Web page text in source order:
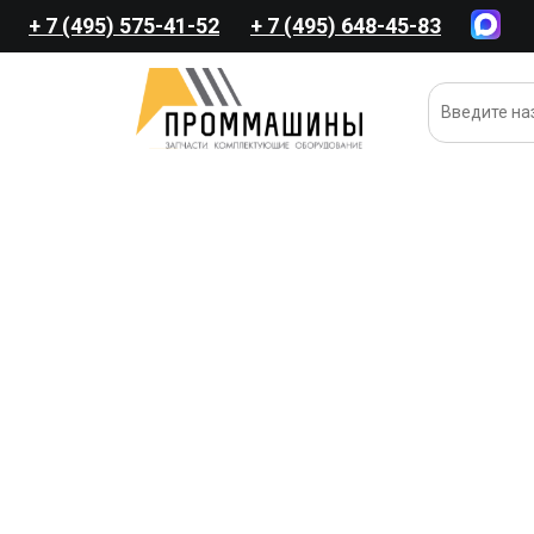
+ 7 (495) 575-41-52 + 7 (495) 648-45-83